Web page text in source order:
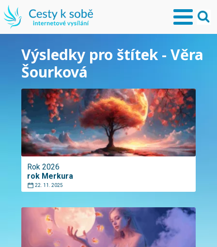
Výsledky pro štítek - Věra
Šourková
Rok 2026
rok Merkura
22. 11. 2025